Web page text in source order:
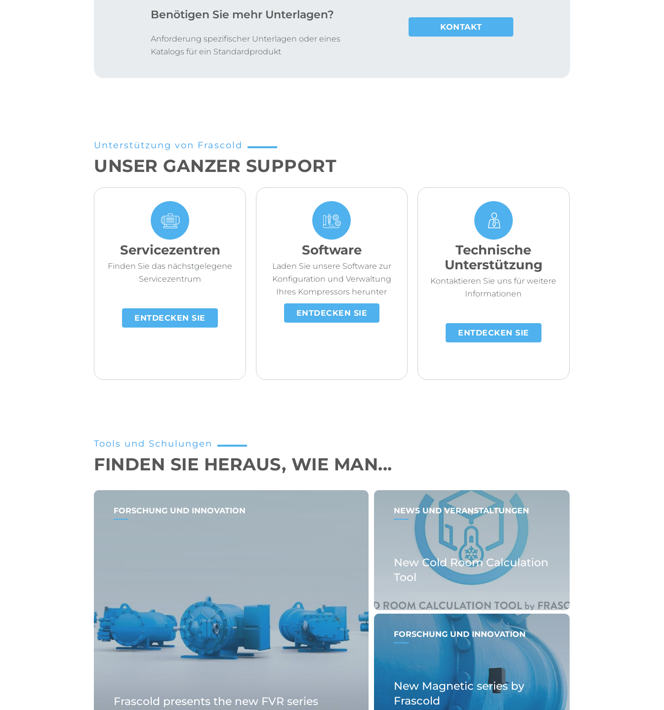
Benötigen Sie mehr Unterlagen?
Anforderung spezifischer Unterlagen oder eines
Katalogs für ein Standardprodukt
KONTAKT
Unterstützung von Frascold
UNSER GANZER SUPPORT
Servicezentren
Finden Sie das nächstgelegene
Servicezentrum
ENTDECKEN SIE
Software
Laden Sie unsere Software zur
Konfiguration und Verwaltung
Ihres Kompressors herunter
ENTDECKEN SIE
Technische
Unterstützung
Kontaktieren Sie uns für weitere
Informationen
ENTDECKEN SIE
Tools und Schulungen
FINDEN SIE HERAUS, WIE MAN...
FORSCHUNG UND INNOVATION
Frascold presents the new FVR series
NEWS UND VERANSTALTUNGEN
New Cold Room Calculation
Tool
FORSCHUNG UND INNOVATION
New Magnetic series by
Frascold